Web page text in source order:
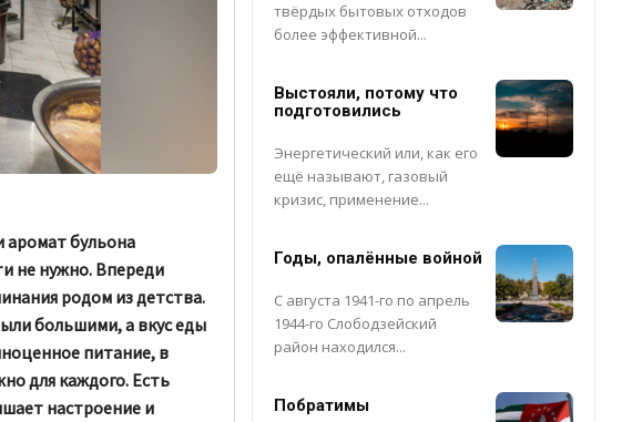
аромат бульона
не нужно. Впереди
родом из детства.
большими, а вкус еды
питание, в
для каждого. Есть
настроение и
твёрдых бытовых отходов
более эффективной...
Выстояли, потому что
подготовились
Энергетический или, как его
ещё называют, газовый
кризис, применение...
Годы, опалённые войной
С августа 1941-го по апрель
1944-го Слободзейский
район находился...
Побратимы